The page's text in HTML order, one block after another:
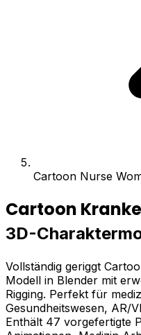
Cartoon Nurse
Cartoon
3D-
Vollständig geriggt
Modell in Blender mit
Rigging. Perfekt für
Gesundheitswesen, AR/
Enthält 47 vorgefertigte